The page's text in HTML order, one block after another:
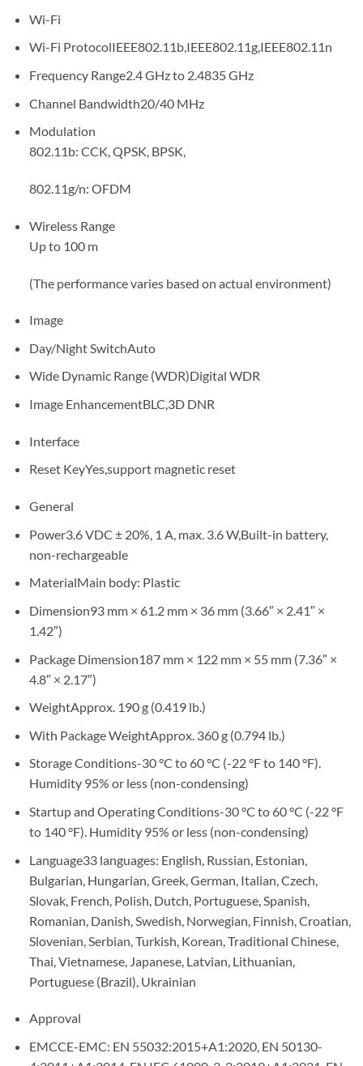
Wi-Fi
Wi-Fi ProtocolIEEE802.11b,IEEE802.11g,IEEE802.11n
Frequency Range2.4 GHz to 2.4835 GHz
Channel Bandwidth20/40 MHz
Modulation
802.11b: CCK, QPSK, BPSK,
802.11g/n: OFDM
Wireless Range
Up to 100 m
(The performance varies based on actual environment)
Image
Day/Night SwitchAuto
Wide Dynamic Range (WDR)Digital WDR
Image EnhancementBLC,3D DNR
Interface
Reset KeyYes,support magnetic reset
General
Power3.6 VDC ± 20%, 1 A, max. 3.6 W,Built-in battery,
non-rechargeable
MaterialMain body: Plastic
Dimension93 mm × 61.2 mm × 36 mm (3.66″ × 2.41″ ×
1.42″)
Package Dimension187 mm × 122 mm × 55 mm (7.36″ ×
4.8″ × 2.17″)
WeightApprox. 190 g (0.419 lb.)
With Package WeightApprox. 360 g (0.794 lb.)
Storage Conditions-30 °C to 60 °C (-22 °F to 140 °F).
Humidity 95% or less (non-condensing)
Startup and Operating Conditions-30 °C to 60 °C (-22 °F
to 140 °F). Humidity 95% or less (non-condensing)
Language33 languages: English, Russian, Estonian,
Bulgarian, Hungarian, Greek, German, Italian, Czech,
Slovak, French, Polish, Dutch, Portuguese, Spanish,
Romanian, Danish, Swedish, Norwegian, Finnish, Croatian,
Slovenian, Serbian, Turkish, Korean, Traditional Chinese,
Thai, Vietnamese, Japanese, Latvian, Lithuanian,
Portuguese (Brazil), Ukrainian
Approval
EMCCE-EMC: EN 55032:2015+A1:2020, EN 50130-